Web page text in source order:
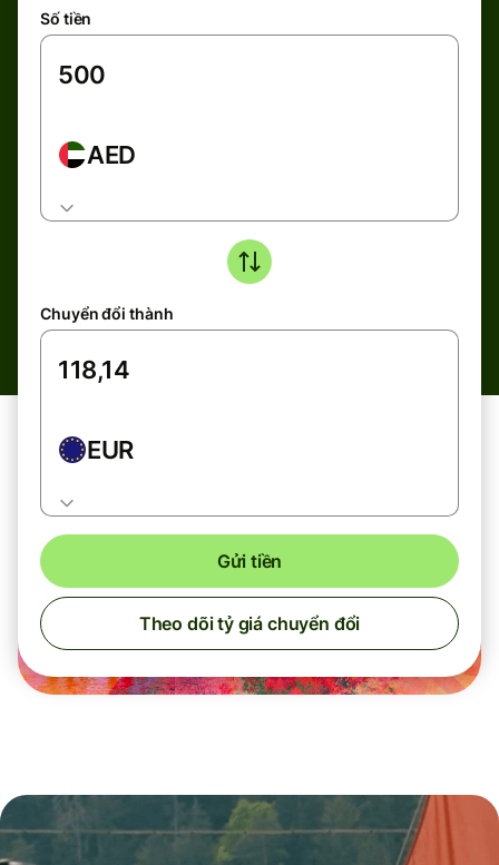
Số tiền
AED
Chuyển đổi thành
EUR
Gửi tiền
Theo dõi tỷ giá chuyển đổi